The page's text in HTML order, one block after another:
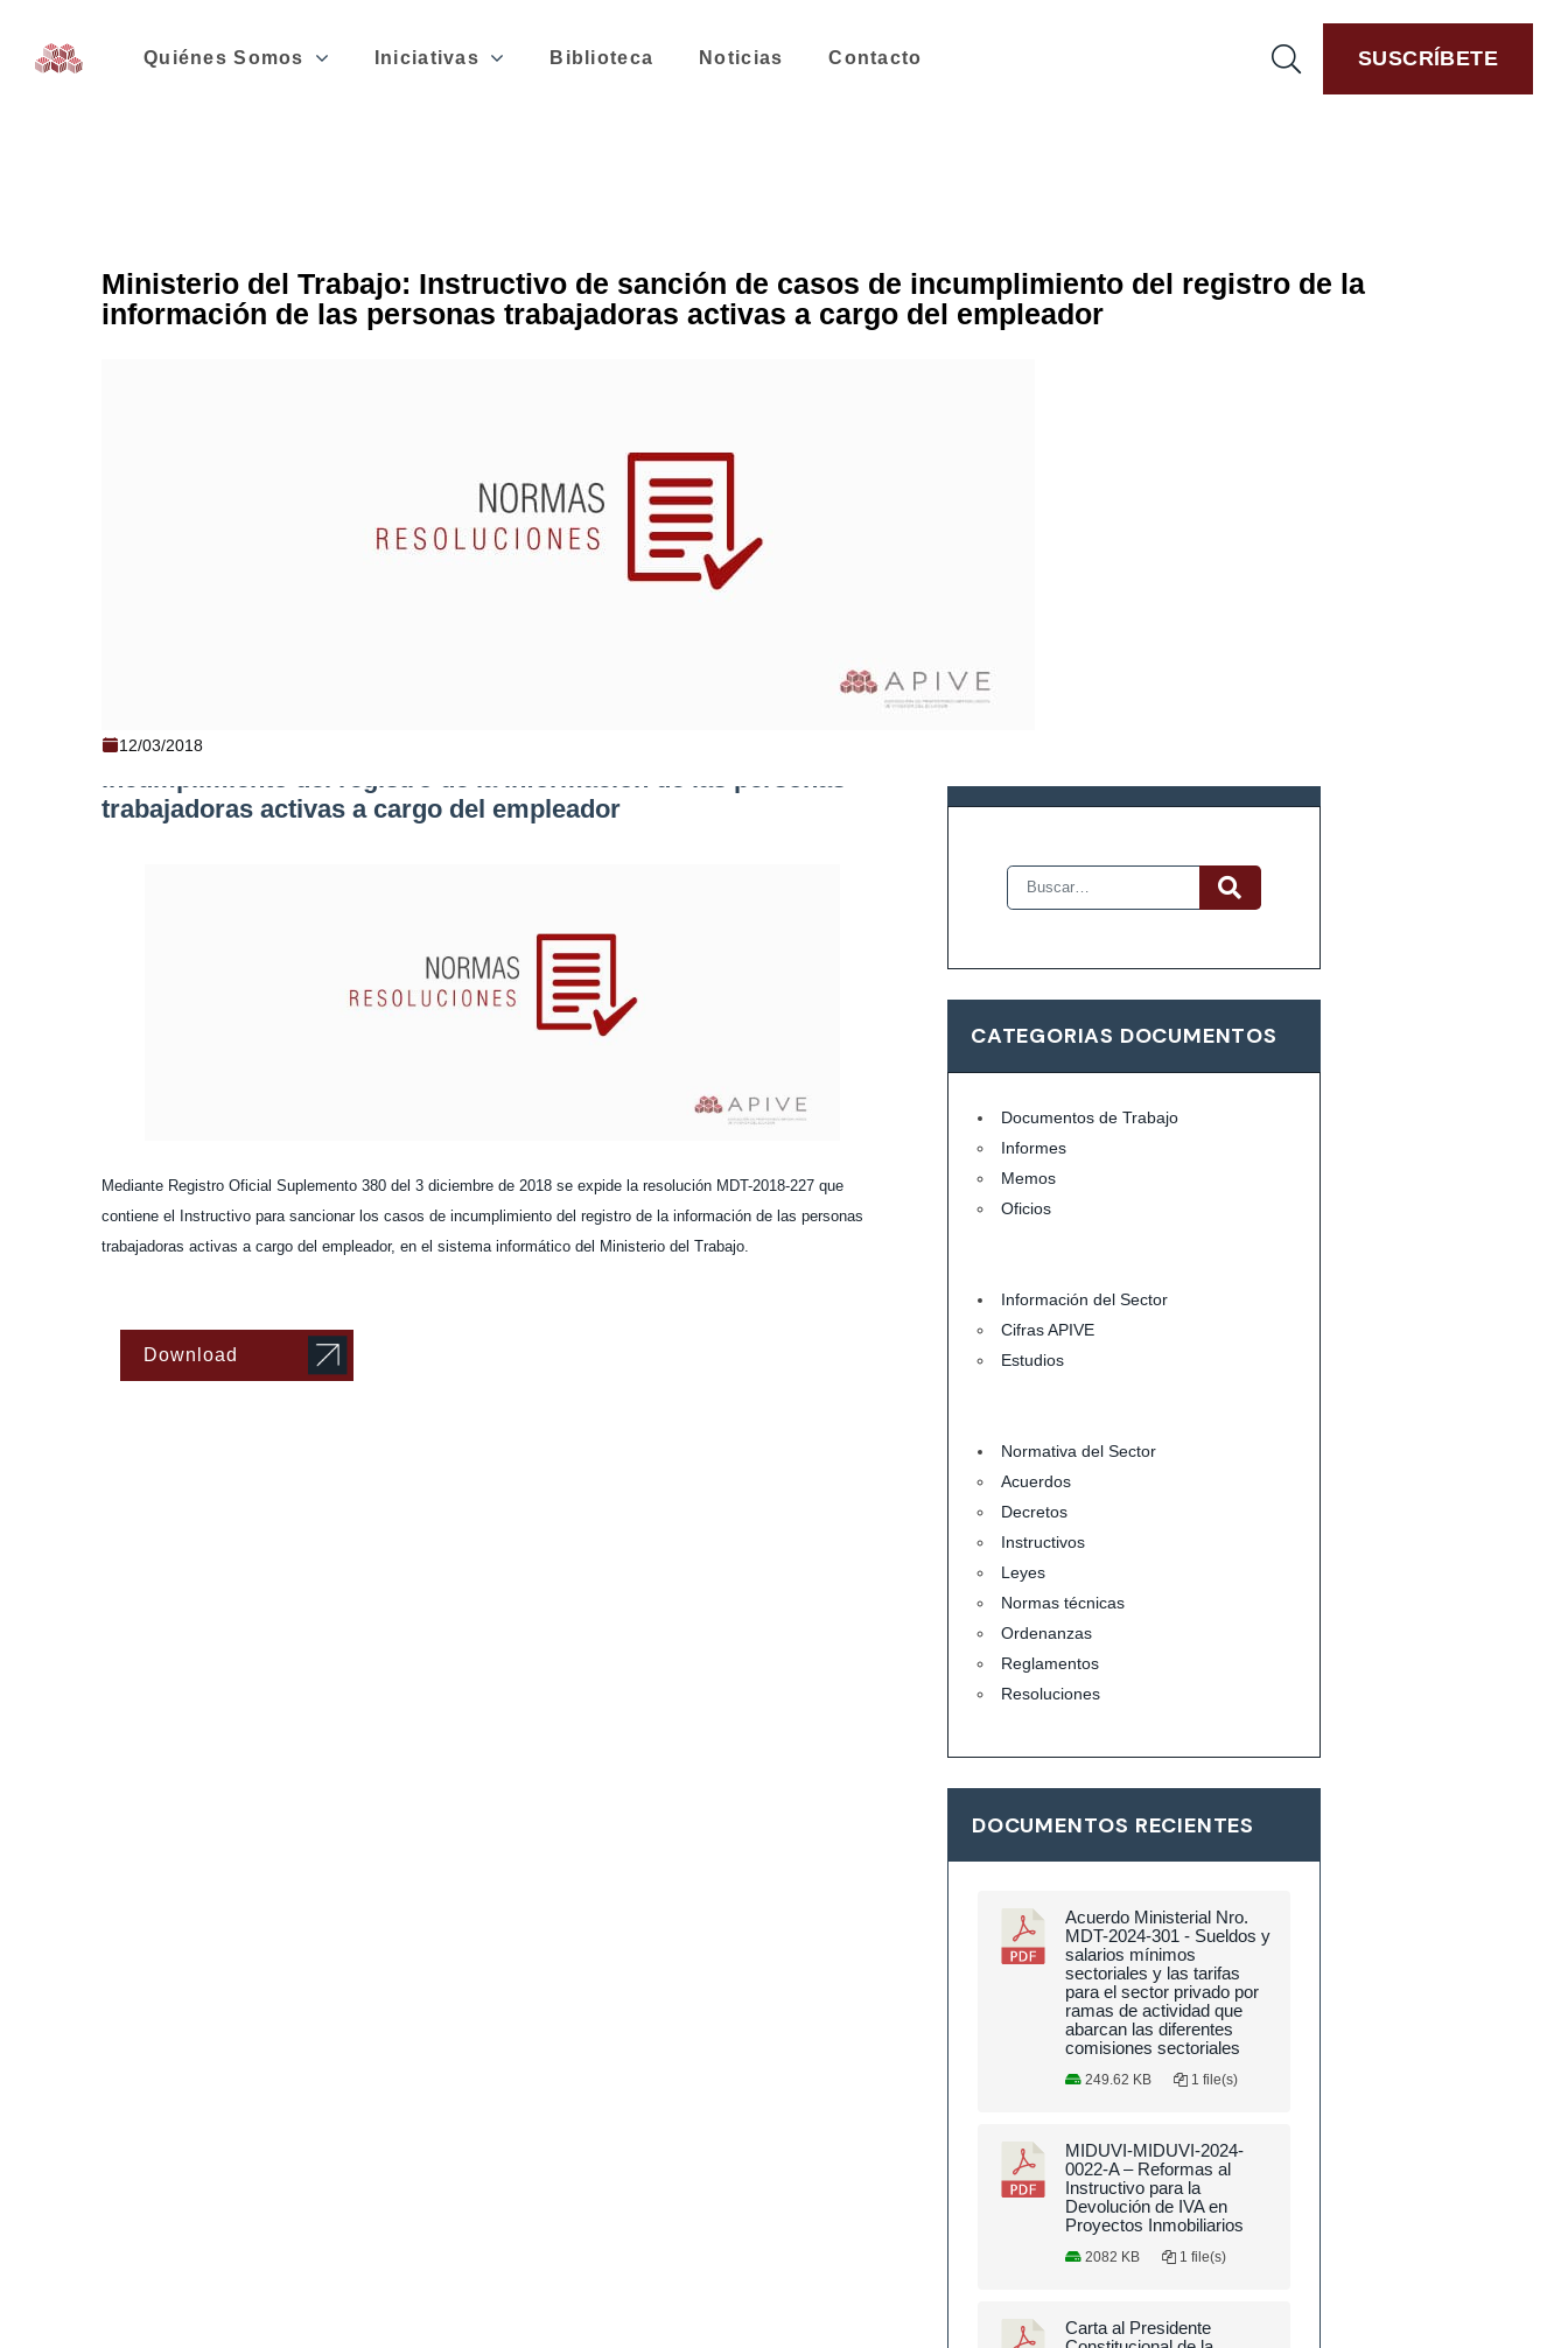
Quiénes Somos Iniciativas Biblioteca Noticias Contacto SUSCRÍBETE
Ministerio del Trabajo: Instructivo de sanción de casos de incumplimiento del registro de la
información de las personas trabajadoras activas a cargo del empleador
12/03/2018
Ministerio del Trabajo: Instructivo de sanción de casos de
incumplimiento del registro de la información de las personas
trabajadoras activas a cargo del empleador
Mediante Registro Oficial Suplemento 380 del 3 diciembre de 2018 se expide la resolución MDT-2018-227 que
contiene el Instructivo para sancionar los casos de incumplimiento del registro de la información de las personas
trabajadoras activas a cargo del empleador, en el sistema informático del Ministerio del Trabajo.
Download
CATEGORIAS DOCUMENTOS
Documentos de Trabajo
Informes
Memos
Oficios
Información del Sector
Cifras APIVE
Estudios
Normativa del Sector
Acuerdos
Decretos
Instructivos
Leyes
Normas técnicas
Ordenanzas
Reglamentos
Resoluciones
DOCUMENTOS RECIENTES
Acuerdo Ministerial Nro.
MDT-2024-301 - Sueldos y
salarios mínimos
sectoriales y las tarifas
para el sector privado por
ramas de actividad que
abarcan las diferentes
comisiones sectoriales
249.62 KB 1 file(s)
MIDUVI-MIDUVI-2024-
0022-A – Reformas al
Instructivo para la
Devolución de IVA en
Proyectos Inmobiliarios
2082 KB 1 file(s)
Carta al Presidente